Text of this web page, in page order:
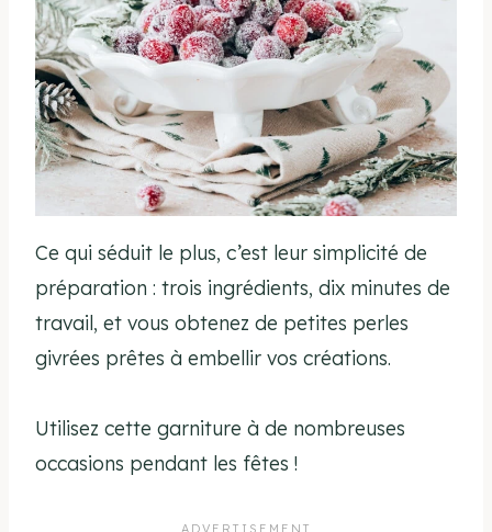
Ce qui séduit le plus, c’est leur simplicité de
préparation : trois ingrédients, dix minutes de
travail, et vous obtenez de petites perles
givrées prêtes à embellir vos créations.
Utilisez cette garniture à de nombreuses
occasions pendant les fêtes !